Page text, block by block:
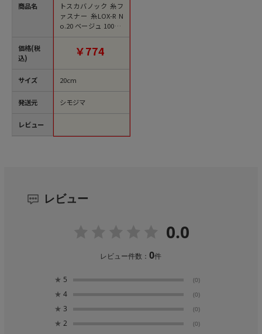
商品名
価格(税
込)
サイズ
発送元
レビュー
トスカバノック 糸フ
ァスナー 糸LOX-R N
o.20 ベージュ 100本/
袋
￥774
20cm
シモジマ
レビュー
0.0
レビュー件数：0件
★ 5 (0)
★ 4 (0)
★ 3 (0)
★ 2 (0)